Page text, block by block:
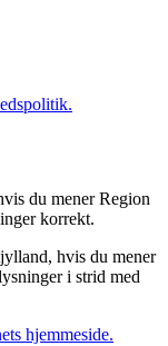
du mener Region
korrekt.
hvis du mener
i strid med
hjemmeside.